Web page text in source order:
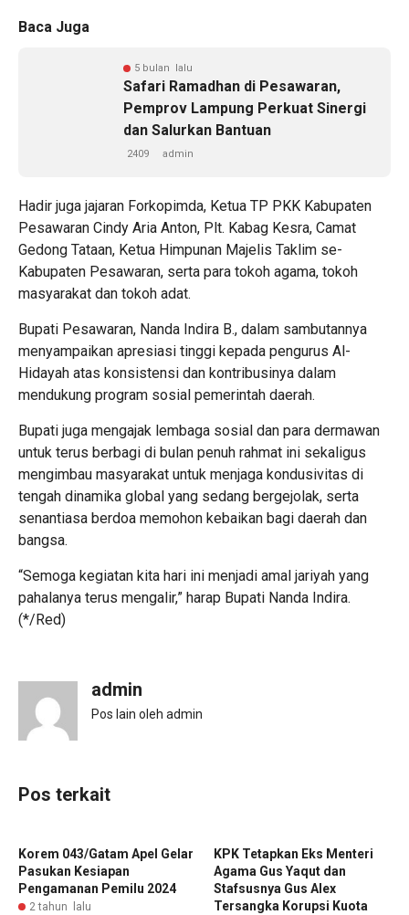
Baca Juga
5 bulan lalu
Safari Ramadhan di Pesawaran,
Pemprov Lampung Perkuat Sinergi
dan Salurkan Bantuan
2409 admin
Hadir juga jajaran Forkopimda, Ketua TP PKK Kabupaten
Pesawaran Cindy Aria Anton, Plt. Kabag Kesra, Camat
Gedong Tataan, Ketua Himpunan Majelis Taklim se-
Kabupaten Pesawaran, serta para tokoh agama, tokoh
masyarakat dan tokoh adat.
Bupati Pesawaran, Nanda Indira B., dalam sambutannya
menyampaikan apresiasi tinggi kepada pengurus Al-
Hidayah atas konsistensi dan kontribusinya dalam
mendukung program sosial pemerintah daerah.
Bupati juga mengajak lembaga sosial dan para dermawan
untuk terus berbagi di bulan penuh rahmat ini sekaligus
mengimbau masyarakat untuk menjaga kondusivitas di
tengah dinamika global yang sedang bergejolak, serta
senantiasa berdoa memohon kebaikan bagi daerah dan
bangsa.
“Semoga kegiatan kita hari ini menjadi amal jariyah yang
pahalanya terus mengalir,” harap Bupati Nanda Indira.
(*/Red)
admin
Pos lain oleh admin
Pos terkait
Korem 043/Gatam Apel Gelar
Pasukan Kesiapan
Pengamanan Pemilu 2024
2 tahun lalu
‎KPK Tetapkan Eks Menteri
Agama Gus Yaqut dan
Stafsusnya Gus Alex
Tersangka Korupsi Kuota